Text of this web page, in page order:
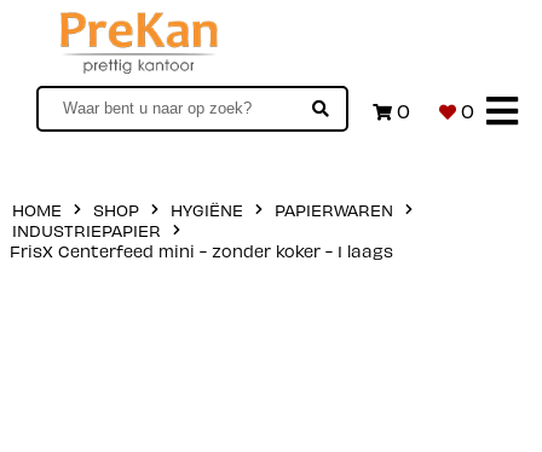
0 0
HOME SHOP HYGIËNE
PAPIERWAREN
INDUSTRIEPAPIER
FrisX Centerfeed mini - zonder koker - 1 laags